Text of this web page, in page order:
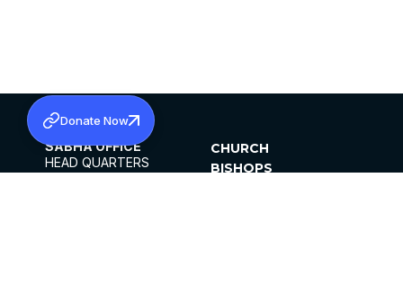
SABHA OFFICE
HEAD QUARTERS
CHURCH
BISHOPS
Donate Now